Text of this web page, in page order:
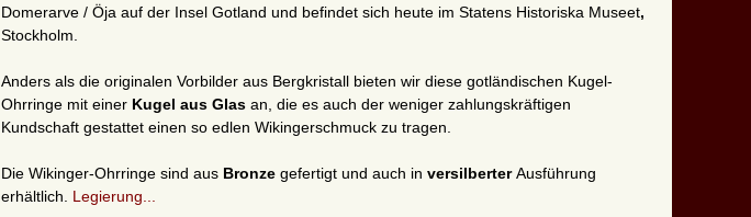
Domerarve / Öja auf der Insel Gotland und befindet sich heute im Statens Historiska Museet,
Stockholm.
Anders als die originalen Vorbilder aus Bergkristall bieten wir diese gotländischen Kugel-
Ohrringe mit einer Kugel aus Glas an, die es auch der weniger zahlungskräftigen
Kundschaft gestattet einen so edlen Wikingerschmuck zu tragen.
Die Wikinger-Ohrringe sind aus Bronze gefertigt und auch in versilberterAusführung
erhältlich. Legierung...